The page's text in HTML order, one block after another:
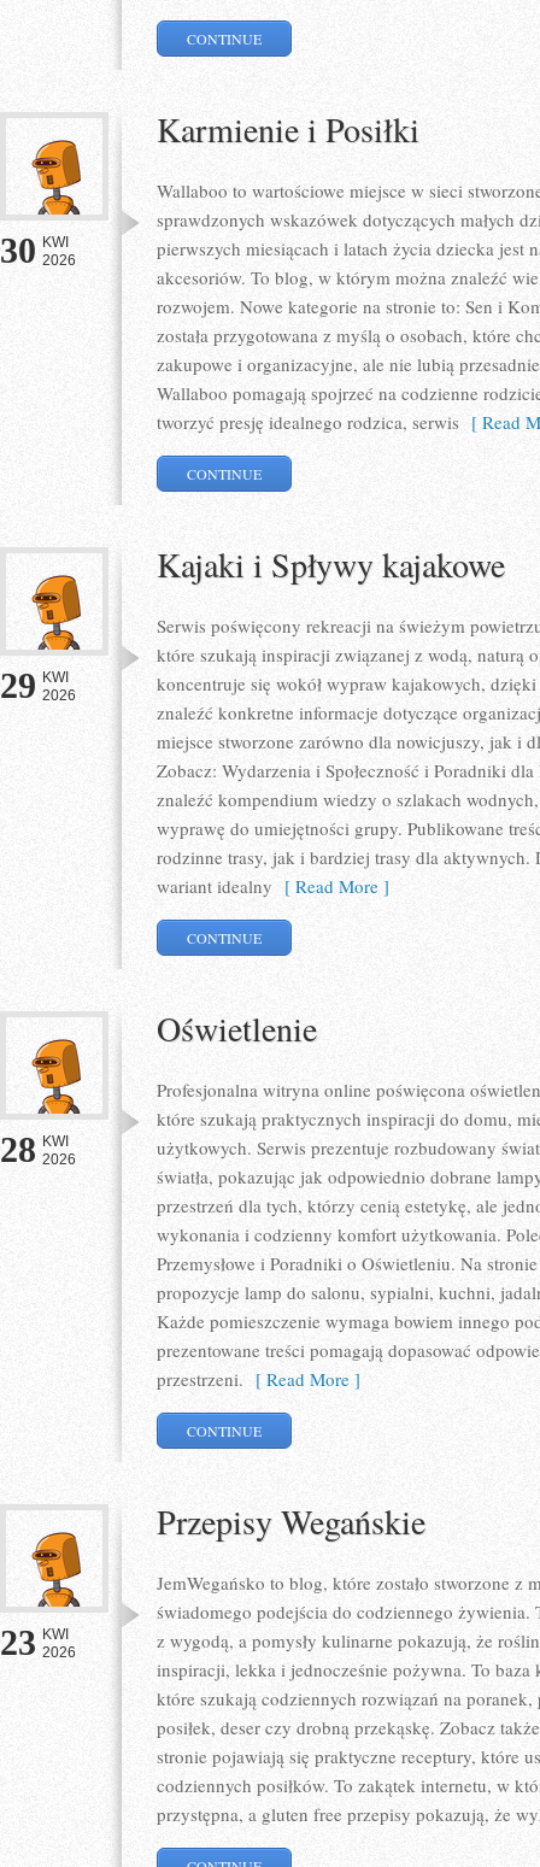
CONTINUE
30 KWI
2026
Karmienie i Posiłki
Wallaboo to wartościowe miejsce w sieci
sprawdzonych wskazówek dotyczących małych
pierwszych miesiącach i latach życia dziecka jest
akcesoriów. To blog, w którym można znaleźć
rozwojem. Nowe kategorie na stronie to: Sen i
została przygotowana z myślą o osobach, które
zakupowe i organizacyjne, ale nie lubią
Wallaboo pomagają spojrzeć na codzienne
tworzyć presję idealnego rodzica, serwis [ Read
CONTINUE
29 KWI
2026
Kajaki i Spływy kajakowe
Serwis poświęcony rekreacji na świeżym
które szukają inspiracji związanej z wodą, naturą
koncentruje się wokół wypraw kajakowych,
znaleźć konkretne informacje dotyczące
miejsce stworzone zarówno dla nowicjuszy, jak i
Zobacz: Wydarzenia i Społeczność i Poradniki
znaleźć kompendium wiedzy o szlakach
wyprawę do umiejętności grupy. Publikowane
rodzinne trasy, jak i bardziej trasy dla
wariant idealny [ Read More ]
CONTINUE
28 KWI
2026
Oświetlenie
Profesjonalna witryna online poświęcona
które szukają praktycznych inspiracji do domu,
użytkowych. Serwis prezentuje rozbudowany
światła, pokazując jak odpowiednio dobrane
przestrzeń dla tych, którzy cenią estetykę, ale
wykonania i codzienny komfort użytkowania.
Przemysłowe i Poradniki o Oświetleniu. Na
propozycje lamp do salonu, sypialni, kuchni,
Każde pomieszczenie wymaga bowiem innego
prezentowane treści pomagają dopasować
przestrzeni. [ Read More ]
CONTINUE
23 KWI
2026
Przepisy Wegańskie
JemWegańsko to blog, które zostało stworzone z
świadomego podejścia do codziennego żywienia.
z wygodą, a pomysły kulinarne pokazują, że
inspiracji, lekka i jednocześnie pożywna. To
które szukają codziennych rozwiązań na
posiłek, deser czy drobną przekąskę. Zobacz
stronie pojawiają się praktyczne receptury, które
codziennych posiłków. To zakątek internetu, w
przystępna, a gluten free przepisy pokazują, że